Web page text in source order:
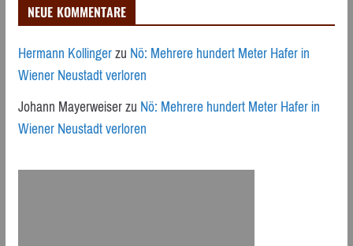
NEUE KOMMENTARE
Hermann KollingerzuNö: Mehrere hundert Meter Hafer in
Wiener Neustadt verloren
Johann MayerweiserzuNö: Mehrere hundert Meter Hafer in
Wiener Neustadt verloren